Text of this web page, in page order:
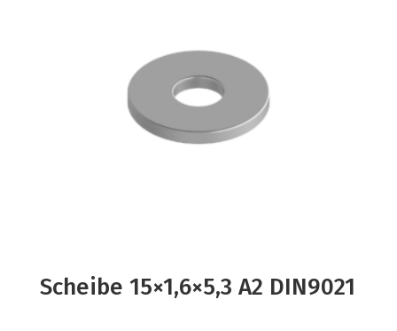
Scheibe 15×1,6×5,3 A2 DIN9021